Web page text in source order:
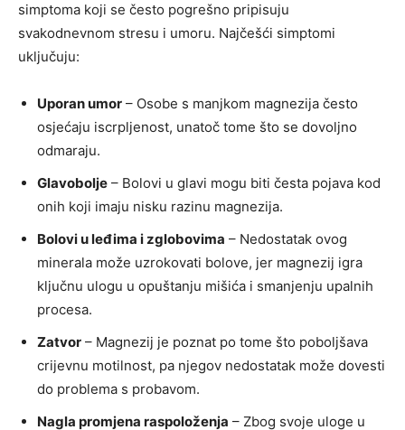
simptoma koji se često pogrešno pripisuju
svakodnevnom stresu i umoru. Najčešći simptomi
uključuju:
Uporan umor – Osobe s manjkom magnezija često
osjećaju iscrpljenost, unatoč tome što se dovoljno
odmaraju.
Glavobolje – Bolovi u glavi mogu biti česta pojava kod
onih koji imaju nisku razinu magnezija.
Bolovi u leđima i zglobovima – Nedostatak ovog
minerala može uzrokovati bolove, jer magnezij igra
ključnu ulogu u opuštanju mišića i smanjenju upalnih
procesa.
Zatvor – Magnezij je poznat po tome što poboljšava
crijevnu motilnost, pa njegov nedostatak može dovesti
do problema s probavom.
Nagla promjena raspoloženja – Zbog svoje uloge u